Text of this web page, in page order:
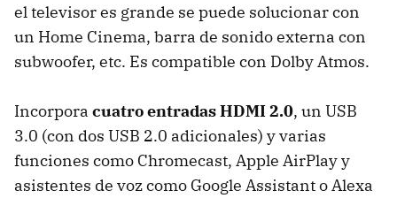
el televisor es grande se puede solucionar con
un Home Cinema, barra de sonido externa con
subwoofer, etc. Es compatible con Dolby Atmos.
Incorpora cuatro entradas HDMI 2.0, un USB
3.0 (con dos USB 2.0 adicionales) y varias
funciones como Chromecast, Apple AirPlay y
asistentes de voz como Google Assistant o Alexa